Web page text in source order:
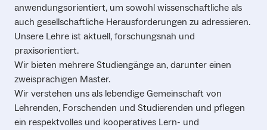
anwendungsorientiert, um sowohl wissenschaftliche als
auch gesellschaftliche Herausforderungen zu adressieren.
Unsere Lehre ist aktuell, forschungsnah und
praxisorientiert.
Wir bieten mehrere Studiengänge an, darunter einen
zweisprachigen Master.
Wir verstehen uns als lebendige Gemeinschaft von
Lehrenden, Forschenden und Studierenden und pflegen
ein respektvolles und kooperatives Lern- und